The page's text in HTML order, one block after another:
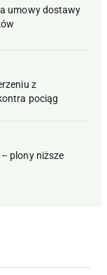
umowy dostawy
z
pociąg
plony niższe